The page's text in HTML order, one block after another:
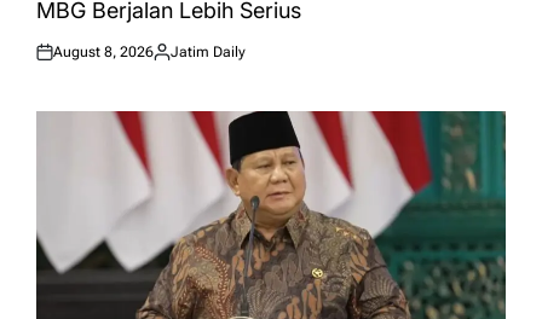
MBG Berjalan Lebih Serius
Posted
August 8, 2026
Posted
Jatim Daily